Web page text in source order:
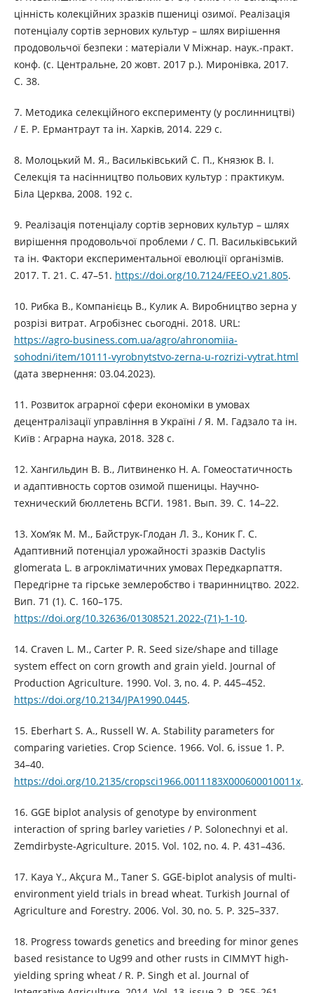
цінність колекційних зразків пшениці озимої. Реалізація
потенціалу сортів зернових культур – шлях вирішення
продовольчої безпеки : матеріали V Міжнар. наук.-практ.
конф. (с. Центральне, 20 жовт. 2017 р.). Миронівка, 2017.
С. 38.
7. Методика селекційного експерименту (у рослинництві)
/ Е. Р. Ермантраут та ін. Харків, 2014. 229 с.
8. Молоцький М. Я., Васильківський С. П., Князюк В. І.
Селекція та насінництво польових культур : практикум.
Біла Церква, 2008. 192 с.
9. Реалізація потенціалу сортів зернових культур – шлях
вирішення продовольчої проблеми / С. П. Васильківський
та ін. Фактори експериментальної еволюції організмів.
2017. Т. 21. С. 47–51. https://doi.org/10.7124/FEEO.v21.805.
10. Рибка В., Компанієць В., Кулик А. Виробництво зерна у
розрізі витрат. Агробізнес сьогодні. 2018. URL:
https://agro-business.com.ua/agro/ahronomiia-
sohodni/item/10111-vyrobnytstvo-zerna-u-rozrizi-vytrat.html
(дата звернення: 03.04.2023).
11. Розвиток аграрної сфери економіки в умовах
децентралізації управління в Україні / Я. М. Гадзало та ін.
Київ : Аграрна наука, 2018. 328 с.
12. Хангильдин В. В., Литвиненко Н. А. Гомеостатичность
и адаптивность сортов озимой пшеницы. Научно-
технический бюллетень ВСГИ. 1981. Вып. 39. С. 14–22.
13. Хом’як М. М., Байструк-Глодан Л. З., Коник Г. С.
Адаптивний потенціал урожайності зразків Dactylis
glomerata L. в агрокліматичних умовах Передкарпаття.
Передгірне та гірське землеробство і тваринництво. 2022.
Вип. 71 (1). С. 160–175.
https://doi.org/10.32636/01308521.2022-(71)-1-10.
14. Craven L. M., Carter P. R. Seed size/shape and tillage
system effect on corn growth and grain yield. Journal of
Production Agriculture. 1990. Vol. 3, no. 4. P. 445–452.
https://doi.org/10.2134/JPA1990.0445.
15. Eberhart S. A., Russell W. A. Stability parameters for
comparing varieties. Crop Science. 1966. Vol. 6, issue 1. P.
34–40.
https://doi.org/10.2135/cropsci1966.0011183X000600010011x.
16. GGE biplot analysis of genotype by environment
interaction of spring barley varieties / P. Solonechnyi et аl.
Zemdirbyste-Agriculture. 2015. Vol. 102, no. 4. P. 431–436.
17. Kaya Y., Akçura M., Taner S. GGE-biplot analysis of multi-
environment yield trials in bread wheat. Turkish Journal of
Agriculture and Forestry. 2006. Vol. 30, no. 5. P. 325–337.
18. Progress towards genetics and breeding for minor genes
based resistance to Ug99 and other rusts in CIMMYT high-
yielding spring wheat / R. P. Singh et al. Journal of